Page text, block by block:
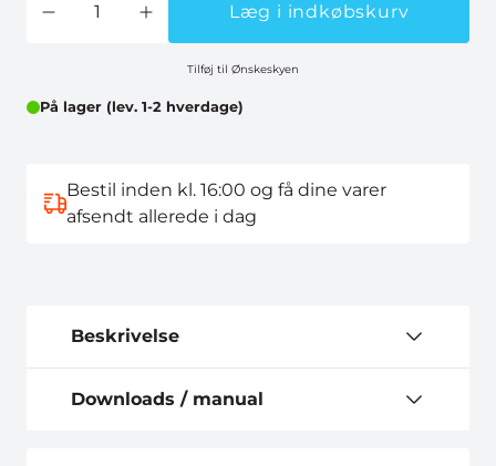
Læg i indkøbskurv
Tilføj til Ønskeskyen
På lager (lev. 1-2 hverdage)
Bestil inden kl. 16:00 og få dine varer
afsendt allerede i dag
Beskrivelse
Downloads / manual